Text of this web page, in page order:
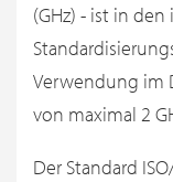
(GHz) - ist in
Verwendung im
von maximal 2
Der Standard